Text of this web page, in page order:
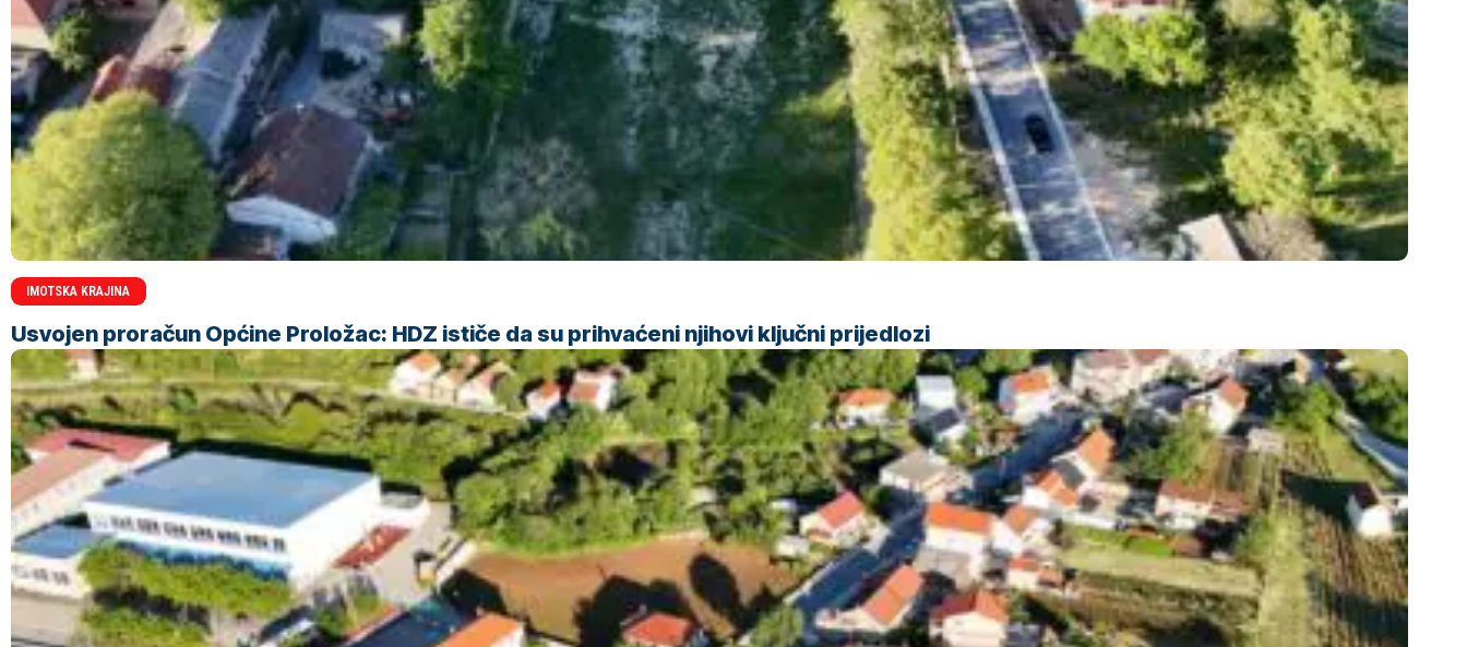
IMOTSKA KRAJINA
Usvojen proračun Općine Proložac: HDZ ističe da su prihvaćeni njihovi ključni prijedlozi